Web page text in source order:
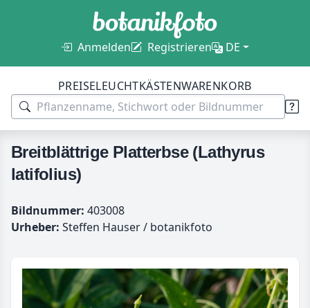
Anmelden Registrieren DE
PREISELEUCHTKÄSTENWARENKORB
Breitblättrige Platterbse (Lathyrus
latifolius)
Bildnummer: 403008
Urheber: Steffen Hauser / botanikfoto